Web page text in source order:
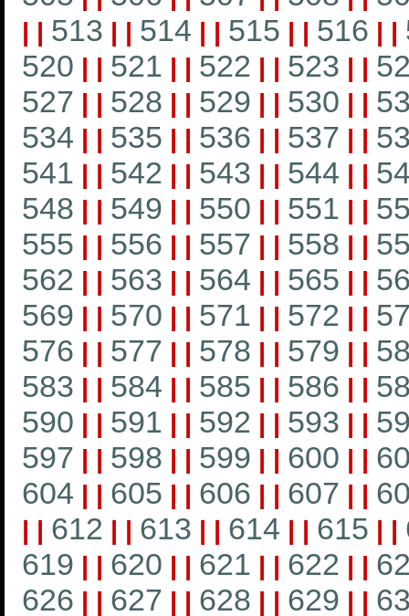
| | 513 | | 514 | | 515 | | 516 | |
520 | | 521 | | 522 | | 523 | |
527 | | 528 | | 529 | | 530 | |
534 | | 535 | | 536 | | 537 | |
541 | | 542 | | 543 | | 544 | |
548 | | 549 | | 550 | | 551 | |
555 | | 556 | | 557 | | 558 | |
562 | | 563 | | 564 | | 565 | |
569 | | 570 | | 571 | | 572 | |
576 | | 577 | | 578 | | 579 | |
583 | | 584 | | 585 | | 586 | |
590 | | 591 | | 592 | | 593 | |
597 | | 598 | | 599 | | 600 | |
604 | | 605 | | 606 | | 607 | |
| | 612 | | 613 | | 614 | | 615 | |
619 | | 620 | | 621 | | 622 | |
626 | | 627 | | 628 | | 629 | |